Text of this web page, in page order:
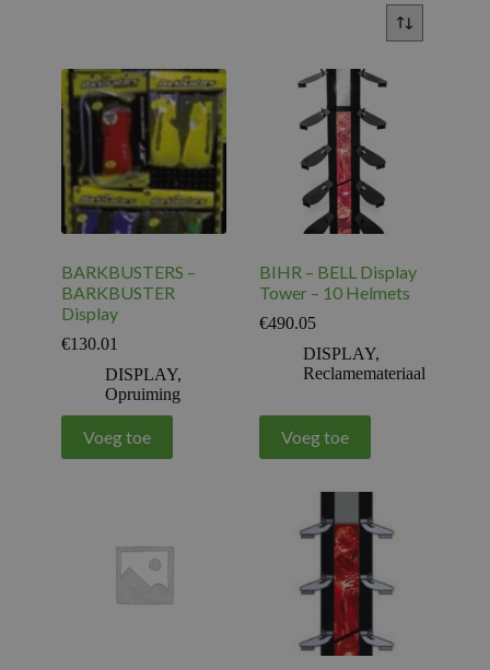
BARKBUSTERS –
BARKBUSTER
Display
€130.01
DISPLAY,
Opruiming
Voeg toe
BIHR – BELL Display
Tower – 10 Helmets
€490.05
DISPLAY,
Reclamemateriaal
Voeg toe